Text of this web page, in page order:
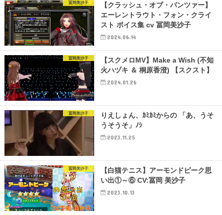
冨岡美沙子
【クラッシュ・オブ・パンツァー】
エーレントラウト・フォン・クライ
スト ボイス集 cv 冨岡美沙子
2024.06.14
冨岡美沙子
【スクメロMV】Make a Wish (不知
火ハヅキ ＆ 桐原香澄) 【スクスト】
2024.01.26
冨岡美沙子
りえしょん、ｶﾐｶﾐからの 「あ、うそ
うそうそ」ﾉｼ
2023.11.25
冨岡美沙子
【白猫テニス】アーモンドピーク思
い出①～⑥ CV:冨岡 美沙子
2023.10.13